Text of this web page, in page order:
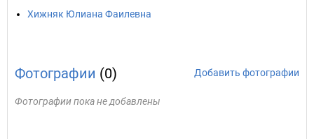
Хижняк Юлиана Фаилевна
Фотографии (0) Добавить фотографии
Фотографии пока не добавлены